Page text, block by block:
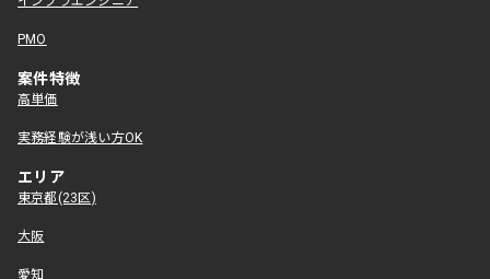
PMO
案件特徴
高単価
実務経験が浅い方OK
エリア
東京都(23区)
大阪
愛知